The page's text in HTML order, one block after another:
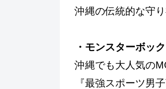
沖縄の伝統的な守
・モンスターボッ
沖縄でも大人気の
『最強スポーツ男